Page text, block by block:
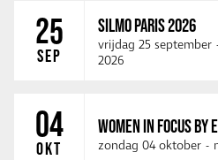
25
SEP
SILMO PARIS 2026
vrijdag 25 september
2026
04
OKT
WOMEN IN FOCUS BY
zondag 04 oktober -